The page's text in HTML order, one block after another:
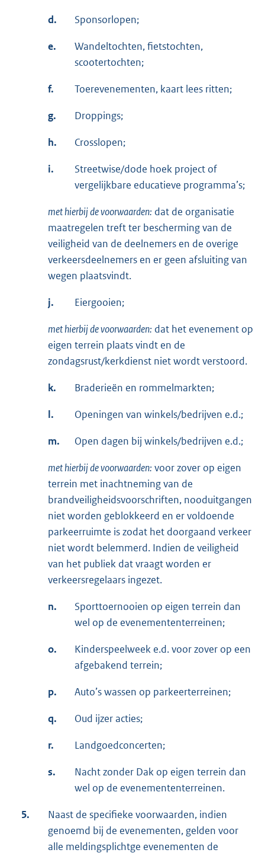
d. Sponsorlopen;
e.
Wandeltochten, fietstochten,
scootertochten;
f. Toerevenementen, kaart lees ritten;
g. Droppings;
h. Crosslopen;
i.
Streetwise/dode hoek project of
vergelijkbare educatieve programma’s;
met hierbij de voorwaarden: dat de organisatie
maatregelen treft ter bescherming van de
veiligheid van de deelnemers en de overige
verkeersdeelnemers en er geen afsluiting van
wegen plaatsvindt.
j. Eiergooien;
met hierbij de voorwaarden: dat het evenement op
eigen terrein plaats vindt en de
zondagsrust/kerkdienst niet wordt verstoord.
k. Braderieën en rommelmarkten;
l. Openingen van winkels/bedrijven e.d.;
m. Open dagen bij winkels/bedrijven e.d.;
met hierbij de voorwaarden: voor zover op eigen
terrein met inachtneming van de
brandveiligheidsvoorschriften, nooduitgangen
niet worden geblokkeerd en er voldoende
parkeerruimte is zodat het doorgaand verkeer
niet wordt belemmerd. Indien de veiligheid
van het publiek dat vraagt worden er
verkeersregelaars ingezet.
n.
Sporttoernooien op eigen terrein dan
wel op de evenemententerreinen;
o.
Kinderspeelweek e.d. voor zover op een
afgebakend terrein;
p. Auto’s wassen op parkeerterreinen;
q. Oud ijzer acties;
r. Landgoedconcerten;
s.
Nacht zonder Dak op eigen terrein dan
wel op de evenemententerreinen.
5.
Naast de specifieke voorwaarden, indien
genoemd bij de evenementen, gelden voor
alle meldingsplichtge evenementen de